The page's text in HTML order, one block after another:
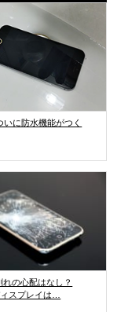
いに防水機能がつく
れの心配はなし？
スプレイは…